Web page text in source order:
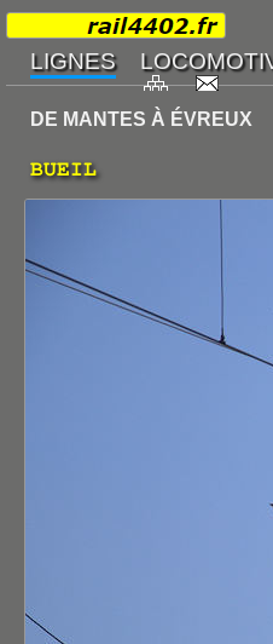
DE MANTES À ÉVREUX
BUEIL